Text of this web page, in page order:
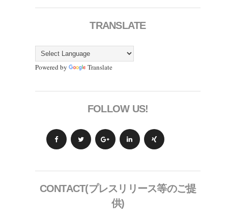
TRANSLATE
Powered by Translate
FOLLOW US!
CONTACT(プレスリリース等のご提
供)